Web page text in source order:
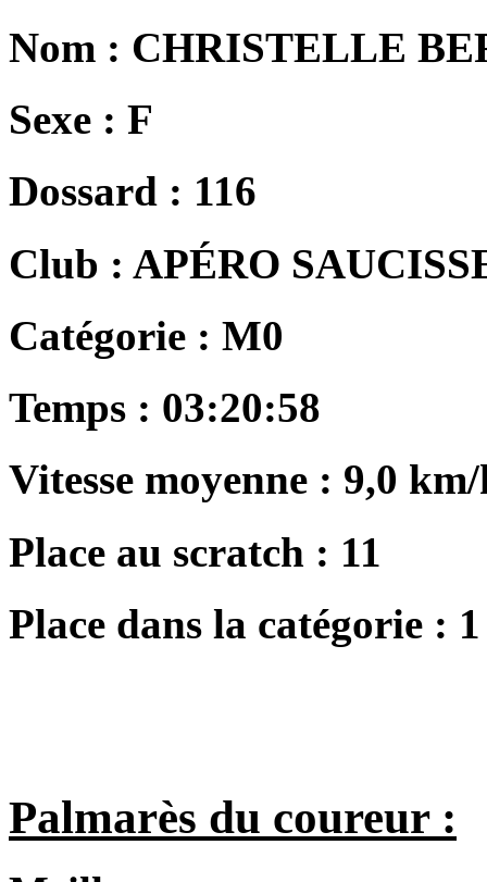
Nom : CHRISTELLE
Sexe : F
Dossard : 116
Club : APÉRO
Catégorie : M0
Temps : 03:20:58
Vitesse moyenne : 9,0
Place au scratch : 11
Place dans la catégorie : 1
Palmarès du coureur :